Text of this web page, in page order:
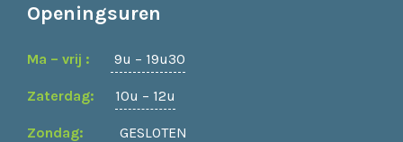
Openingsuren
Ma – vrij : 9u – 19u30
Zaterdag: 10u – 12u
Zondag: GESLOTEN